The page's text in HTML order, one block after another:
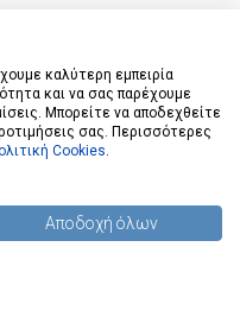
Rights Reserved.
(0) προϊόντα
καλύτερη εμπειρία
και να σας παρέχουμε
Μπορείτε να αποδεχθείτε
σας. Περισσότερες
Cookies.
Αποδοχή όλων